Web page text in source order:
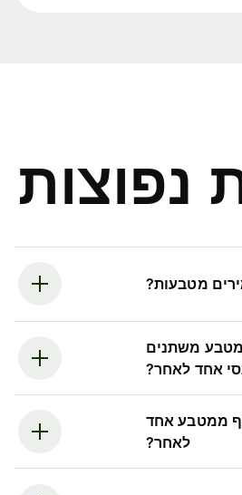
נפוצות
מטבעות?
משתנים
אחד לאחר?
ממטבע אחד
לאחר?